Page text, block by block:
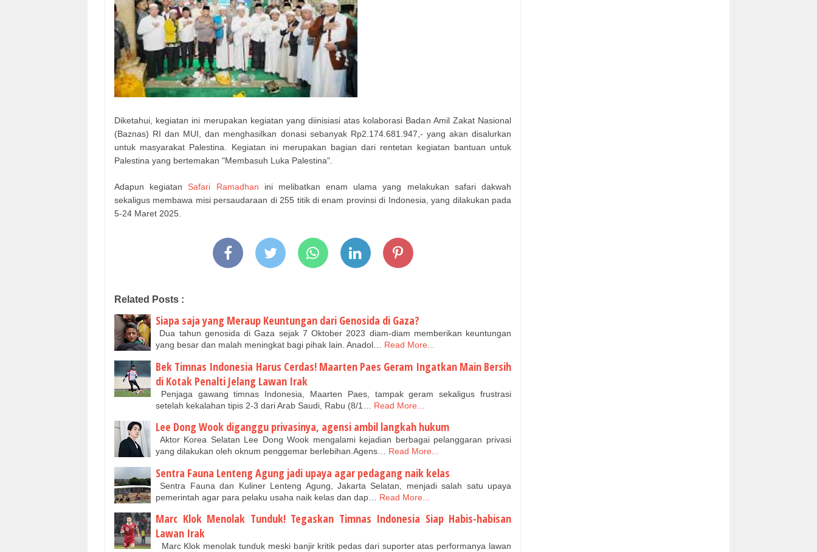
Diketahui, kegiatan ini merupakan kegiatan yang diinisiasi atas kolaborasi Badan Amil Zakat Nasional
(Baznas) RI dan MUI, dan menghasilkan donasi sebanyak Rp2.174.681.947,- yang akan disalurkan
untuk masyarakat Palestina. Kegiatan ini merupakan bagian dari rentetan kegiatan bantuan untuk
Palestina yang bertemakan "Membasuh Luka Palestina".
Adapun kegiatan Safari Ramadhan ini melibatkan enam ulama yang melakukan safari dakwah
sekaligus membawa misi persaudaraan di 255 titik di enam provinsi di Indonesia, yang dilakukan pada
5-24 Maret 2025.
Related Posts :
Siapa saja yang Meraup Keuntungan dari Genosida di Gaza?
Dua tahun genosida di Gaza sejak 7 Oktober 2023 diam-diam memberikan keuntungan
yang besar dan malah meningkat bagi pihak lain. Anadol…
Read More...
Bek Timnas Indonesia Harus Cerdas! Maarten Paes Geram Ingatkan Main Bersih
di Kotak Penalti Jelang Lawan Irak
Penjaga gawang timnas Indonesia, Maarten Paes, tampak geram sekaligus frustrasi
setelah kekalahan tipis 2-3 dari Arab Saudi, Rabu (8/1…
Read More...
Lee Dong Wook diganggu privasinya, agensi ambil langkah hukum
Aktor Korea Selatan Lee Dong Wook mengalami kejadian berbagai pelanggaran privasi
yang dilakukan oleh oknum penggemar berlebihan.Agens…
Read More...
Sentra Fauna Lenteng Agung jadi upaya agar pedagang naik kelas
Sentra Fauna dan Kuliner Lenteng Agung, Jakarta Selatan, menjadi salah satu upaya
pemerintah agar para pelaku usaha naik kelas dan dap…
Read More...
Marc Klok Menolak Tunduk! Tegaskan Timnas Indonesia Siap Habis-habisan
Lawan Irak
Marc Klok menolak tunduk meski banjir kritik pedas dari suporter atas performanya lawan